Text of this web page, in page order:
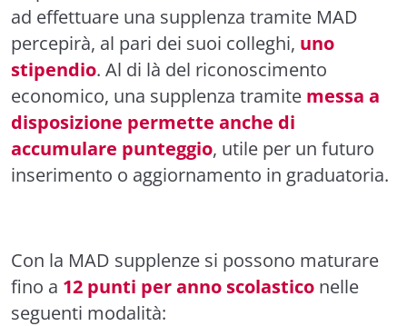
ad effettuare una supplenza tramite MAD
percepirà, al pari dei suoi colleghi, uno
stipendio. Al di là del riconoscimento
economico, una supplenza tramite messa a
disposizione permette anche di
accumulare punteggio, utile per un futuro
inserimento o aggiornamento in graduatoria.
Con la MAD supplenze si possono maturare
fino a 12 punti per anno scolastico nelle
seguenti modalità: